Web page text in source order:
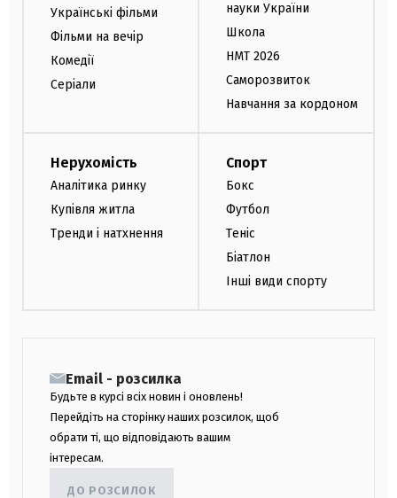
Українські фільми
Фільми на вечір
Комедії
Серіали
науки України
Школа
НМТ 2026
Саморозвиток
Навчання за кордоном
Нерухомість
Аналітика ринку
Купівля житла
Тренди і натхнення
Спорт
Бокс
Футбол
Теніс
Біатлон
Інші види спорту
Email - розсилка
Будьте в курсі всіх новин і оновлень!
Перейдіть на сторінку наших розсилок, щоб
обрати ті, що відповідають вашим
інтересам.
ДО РОЗСИЛОК